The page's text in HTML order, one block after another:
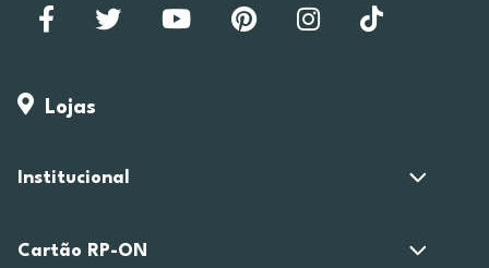
Lojas
Institucional
Cartão RP-ON